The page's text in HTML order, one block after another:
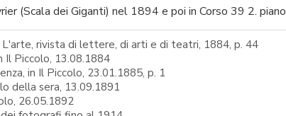
(Scala dei Giganti) nel 1894 e poi in Corso 39 2. piano
rivista di lettere, di arti e di teatri, 1884, p. 44
Il Piccolo, 13.08.1884
in Il Piccolo, 23.01.1885, p. 1
della sera, 13.09.1891
26.05.1892